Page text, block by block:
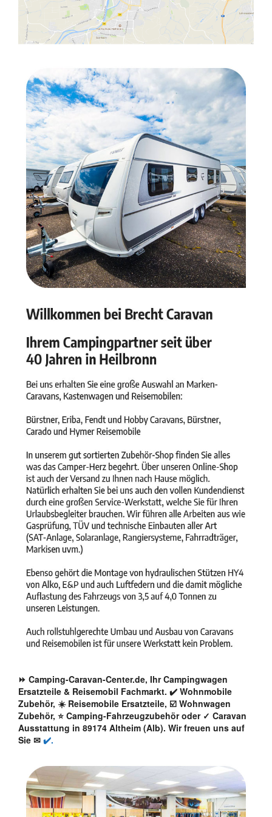
⏩ Camping-Caravan-Center.de, Ihr Campingwagen
Ersatzteile & Reisemobil Fachmarkt. ✔️ Wohnmobile
Zubehör, ☀️ Reisemobile Ersatzteile, ☑️ Wohnwagen
Zubehör, ⭐ Camping-Fahrzeugzubehör oder ✓ Caravan
Ausstattung in 89174 Altheim (Alb). Wir freuen uns auf
Sie ✉ ✔️.